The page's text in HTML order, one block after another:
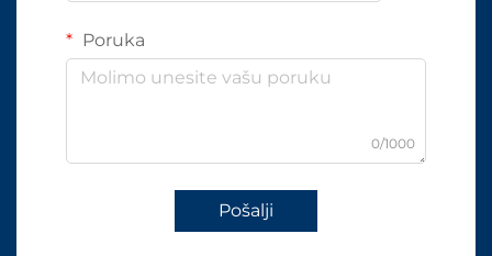
Poruka
0/1000
Pošalji